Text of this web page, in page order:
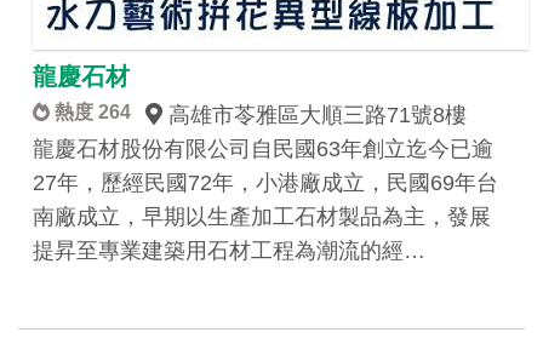
龍慶石材
熱度 264
高雄市苓雅區大順三路71號8樓
龍慶石材股份有限公司自民國63年創立迄今已逾
27年，歷經民國72年，小港廠成立，民國69年台
南廠成立，早期以生產加工石材製品為主，發展
提昇至專業建築用石材工程為潮流的經…